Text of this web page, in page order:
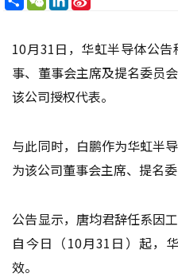
享
10月31日，华虹半导体公
事、董事会主席及提名委员
该公司授权代表。
与此同时，白鹏作为华虹半
为该公司董事会主席、提名
公告显示，唐均君辞任系因
自今日（10月31日）起，
效。